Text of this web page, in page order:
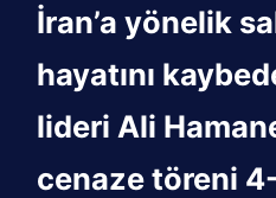
İran’a yönelik
hayatını
lideri Ali
cenaze töreni